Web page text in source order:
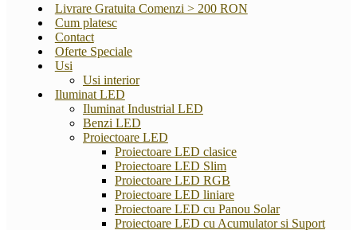
Livrare Gratuita Comenzi > 200 RON
Cum platesc
Contact
Oferte Speciale
Usi
Usi interior
Iluminat LED
Iluminat Industrial LED
Benzi LED
Proiectoare LED
Proiectoare LED clasice
Proiectoare LED Slim
Proiectoare LED RGB
Proiectoare LED liniare
Proiectoare LED cu Panou Solar
Proiectoare LED cu Acumulator si Suport